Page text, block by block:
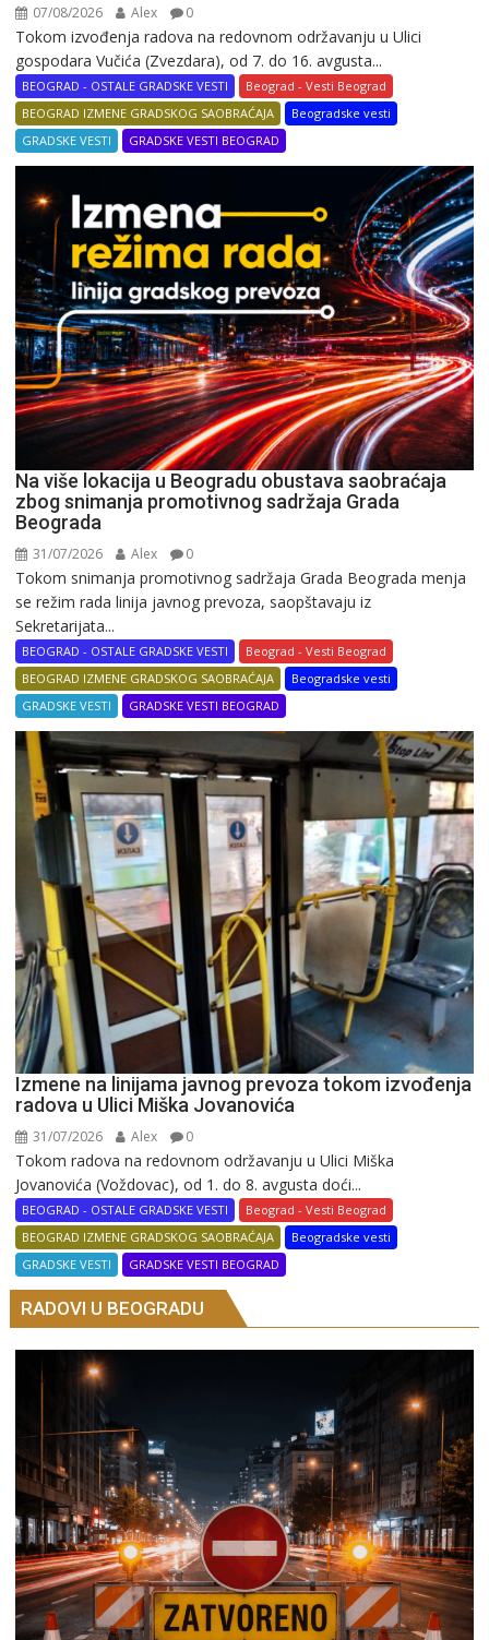
07/08/2026 Alex 0
Tokom izvođenja radova na redovnom održavanju u Ulici
gospodara Vučića (Zvezdara), od 7. do 16. avgusta...
BEOGRAD - OSTALE GRADSKE VESTI
Beograd - Vesti Beograd
BEOGRAD IZMENE GRADSKOG SAOBRAĆAJA
Beogradske vesti
GRADSKE VESTI
GRADSKE VESTI BEOGRAD
Na više lokacija u Beogradu obustava saobraćaja
zbog snimanja promotivnog sadržaja Grada
Beograda
31/07/2026 Alex 0
Tokom snimanja promotivnog sadržaja Grada Beograda menja
se režim rada linija javnog prevoza, saopštavaju iz
Sekretarijata...
BEOGRAD - OSTALE GRADSKE VESTI
Beograd - Vesti Beograd
BEOGRAD IZMENE GRADSKOG SAOBRAĆAJA
Beogradske vesti
GRADSKE VESTI
GRADSKE VESTI BEOGRAD
Izmene na linijama javnog prevoza tokom izvođenja
radova u Ulici Miška Jovanovića
31/07/2026 Alex 0
Tokom radova na redovnom održavanju u Ulici Miška
Jovanovića (Voždovac), od 1. do 8. avgusta doći...
BEOGRAD - OSTALE GRADSKE VESTI
Beograd - Vesti Beograd
BEOGRAD IZMENE GRADSKOG SAOBRAĆAJA
Beogradske vesti
GRADSKE VESTI
GRADSKE VESTI BEOGRAD
RADOVI U BEOGRADU